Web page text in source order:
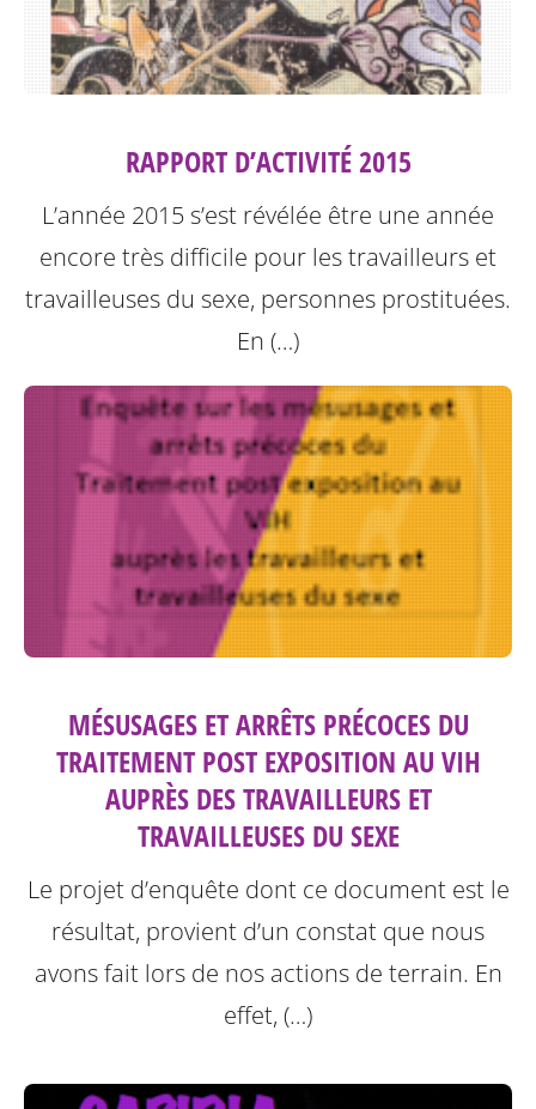
RAPPORT D’ACTIVITÉ 2015
L’année 2015 s’est révélée être une année
encore très difficile pour les travailleurs et
travailleuses du sexe, personnes prostituées.
En (…)
MÉSUSAGES ET ARRÊTS PRÉCOCES DU
TRAITEMENT POST EXPOSITION AU VIH
AUPRÈS DES TRAVAILLEURS ET
TRAVAILLEUSES DU SEXE
Le projet d’enquête dont ce document est le
résultat, provient d’un constat que nous
avons fait lors de nos actions de terrain. En
effet, (…)